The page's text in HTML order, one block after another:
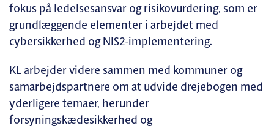
fokus på ledelsesansvar og risikovurdering, som er
grundlæggende elementer i arbejdet med
cybersikkerhed og NIS2-implementering.
KL arbejder videre sammen med kommuner og
samarbejdspartnere om at udvide drejebogen med
yderligere temaer, herunder
forsyningskædesikkerhed og